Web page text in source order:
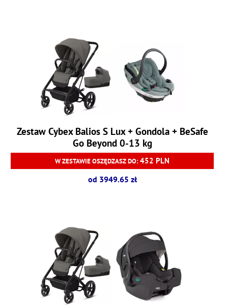
Zestaw Cybex Balios S Lux + Gondola + BeSafe
Go Beyond 0-13 kg
W ZESTAWIE OSZĘDZASZ DO:452 PLN
od 3949.65 zł